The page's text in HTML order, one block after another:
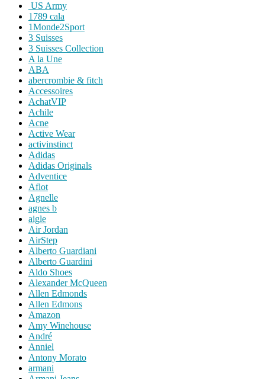
US Army
1789 cala
1Monde2Sport
3 Suisses
3 Suisses Collection
A la Une
ABA
abercrombie & fitch
Accessoires
AchatVIP
Achile
Acne
Active Wear
activinstinct
Adidas
Adidas Originals
Adventice
Aflot
Agnelle
agnes b
aigle
Air Jordan
AirStep
Alberto Guardiani
Alberto Guardini
Aldo Shoes
Alexander McQueen
Allen Edmonds
Allen Edmons
Amazon
Amy Winehouse
André
Anniel
Antony Morato
armani